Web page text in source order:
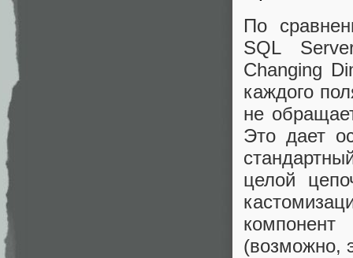
По
SQL
Changing
каждого
не
Это дает
целой
(возможно,